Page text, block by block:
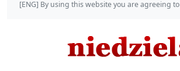
[ENG] By using this website you are agreeing